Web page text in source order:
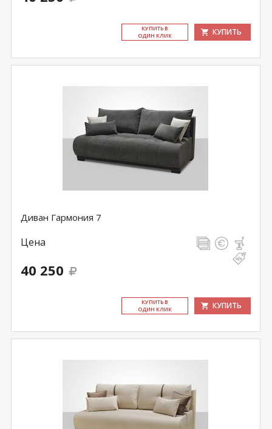
КУ­ПИТЬ В
ОДИН КЛИК
КУПИТЬ
Диван Гармония 7
Цена
40 250
КУ­ПИТЬ В
ОДИН КЛИК
КУПИТЬ